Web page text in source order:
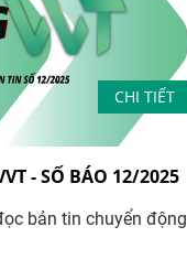
CHI TIẾT
- SỐ BÁO 12/2025
bản tin chuyển động